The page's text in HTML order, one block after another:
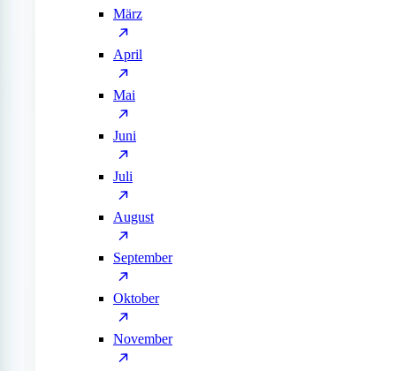
März
April
Mai
Juni
Juli
August
September
Oktober
November